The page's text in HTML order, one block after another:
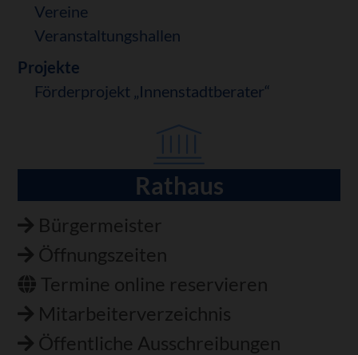
Vereine
Veranstaltungshallen
Projekte
Förderprojekt „Innenstadtberater“
Rathaus
Bürgermeister
Öffnungszeiten
Termine online reservieren
Mitarbeiterverzeichnis
Öffentliche Ausschreibungen